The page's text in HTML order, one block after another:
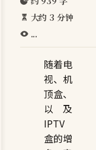
大约 3 分钟
...
随着电
视、机
顶盒、
以及
IPTV
盒的增